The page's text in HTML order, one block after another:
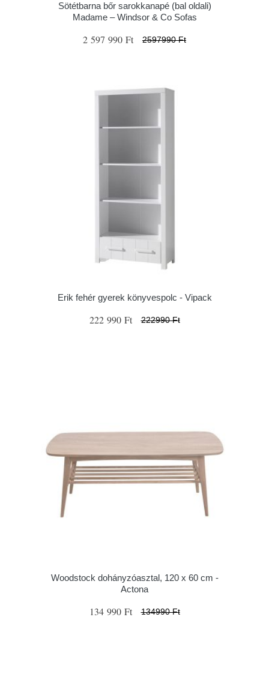
Sötétbarna bőr sarokkanapé (bal oldali)
Madame – Windsor & Co Sofas
2 597 990 Ft 2597990 Ft
Erik fehér gyerek könyvespolc - Vipack
222 990 Ft 222990 Ft
Woodstock dohányzóasztal, 120 x 60 cm -
Actona
134 990 Ft 134990 Ft